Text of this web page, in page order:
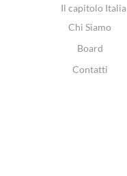
Il capitolo Italia
Chi Siamo
Board
Contatti